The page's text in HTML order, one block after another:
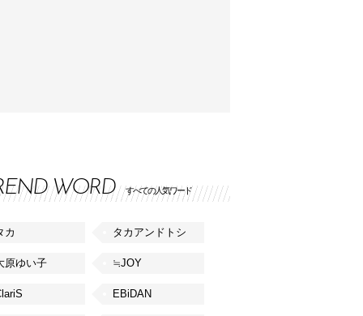
WORD すべての人気ワード
カ タカアンドトシ
原ゆい子 ≒JOY
EBiDAN